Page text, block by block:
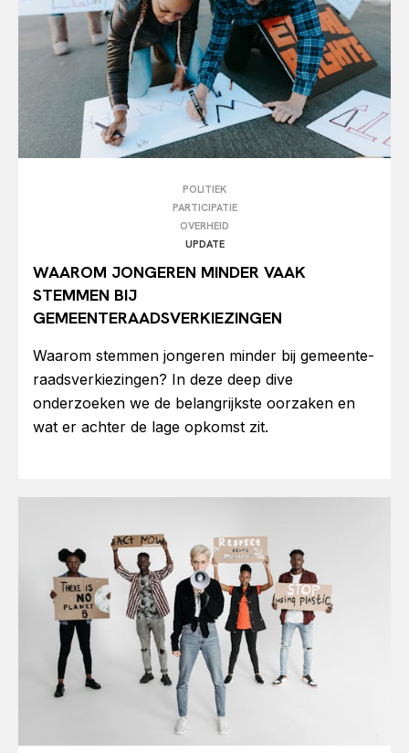
POLITIEK
PARTICIPATIE
OVERHEID
UPDATE
WAAROM JONGEREN MINDER VAAK
STEMMEN BIJ
GEMEENTERAADSVERKIEZINGEN
Waarom stemmen jongeren minder bij gemeente-
raadsverkiezingen? In deze deep dive
onderzoeken we de belangrijkste oorzaken en
wat er achter de lage opkomst zit.